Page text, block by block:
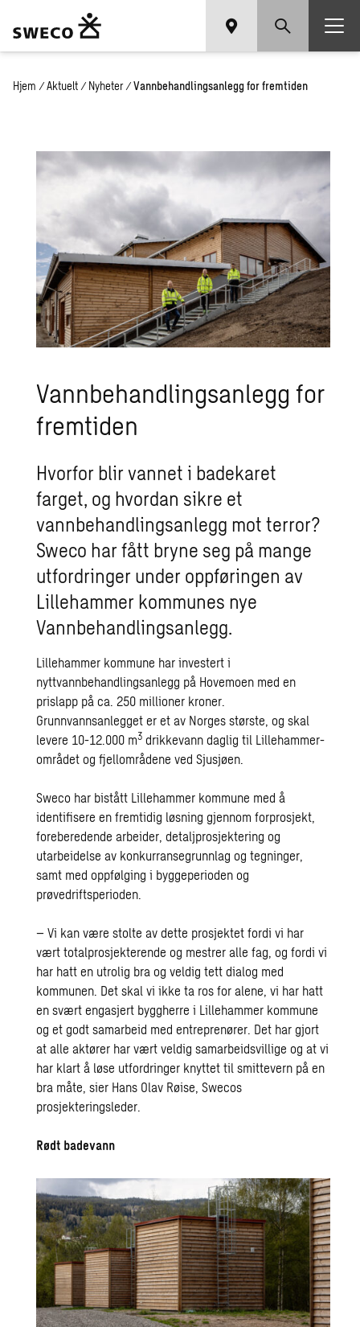
Hjem / Aktuelt / Nyheter / Vannbehandlingsanlegg for fremtiden
Vannbehandlingsanlegg for
fremtiden
Hvorfor blir vannet i badekaret
farget, og hvordan sikre et
vannbehandlingsanlegg mot terror?
Sweco har fått bryne seg på mange
utfordringer under oppføringen av
Lillehammer kommunes nye
Vannbehandlingsanlegg.
Lillehammer kommune har investert i
nyttvannbehandlingsanlegg på Hovemoen med en
prislapp på ca. 250 millioner kroner.
Grunnvannsanlegget er et av Norges største, og skal
levere 10-12.000 m3 drikkevann daglig til Lillehammer-
området og fjellområdene ved Sjusjøen.
Sweco har bistått Lillehammer kommune med å
identifisere en fremtidig løsning gjennom forprosjekt,
foreberedende arbeider, detaljprosjektering og
utarbeidelse av konkurransegrunnlag og tegninger,
samt med oppfølging i byggeperioden og
prøvedriftsperioden.
– Vi kan være stolte av dette prosjektet fordi vi har
vært totalprosjekterende og mestrer alle fag, og fordi vi
har hatt en utrolig bra og veldig tett dialog med
kommunen. Det skal vi ikke ta ros for alene, vi har hatt
en svært engasjert byggherre i Lillehammer kommune
og et godt samarbeid med entreprenører. Det har gjort
at alle aktører har vært veldig samarbeidsvillige og at vi
har klart å løse utfordringer knyttet til smittevern på en
bra måte, sier Hans Olav Røise, Swecos
prosjekteringsleder.
Rødt badevann